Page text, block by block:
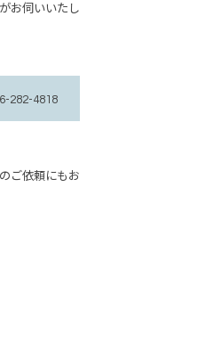
お伺いいたし
282-4818
ご依頼にもお